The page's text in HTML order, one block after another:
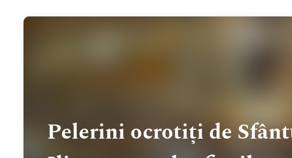
Pelerini ocrotiți de